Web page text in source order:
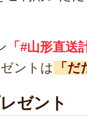
「#山形直
ントは
「
ゼント